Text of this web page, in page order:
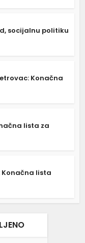
socijalnu politiku
Konačna
lista za
Konačna lista